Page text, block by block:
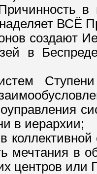
в
ВСЁ
создают
в
в иерархии;
мечтания в
центров или